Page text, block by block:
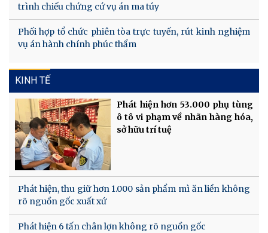
trình chiếu chứng cứ vụ án ma túy
Phối hợp tổ chức phiên tòa trực tuyến, rút kinh nghiệm
vụ án hành chính phúc thẩm
KINH TẾ
Phát hiện hơn 53.000 phụ tùng
ô tô vi phạm về nhãn hàng hóa,
sở hữu trí tuệ
Phát hiện, thu giữ hơn 1.000 sản phẩm mì ăn liền không
rõ nguồn gốc xuất xứ
Phát hiện 6 tấn chân lợn không rõ nguồn gốc